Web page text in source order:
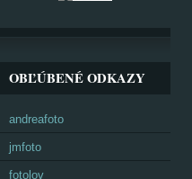
OBĽÚBENÉ ODKAZY
andreafoto
jmfoto
fotolov